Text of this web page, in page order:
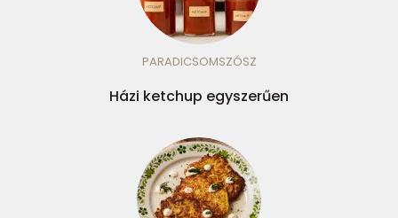
PARADICSOMSZÓSZ
Házi ketchup egyszerűen